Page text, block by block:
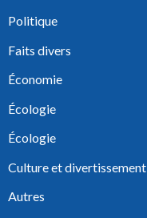
Politique
Faits divers
Économie
Écologie
Écologie
Culture et divertissement
Autres